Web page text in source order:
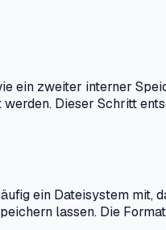
ein zweiter interner
Dieser Schritt
ein Dateisystem mit,
lassen. Die